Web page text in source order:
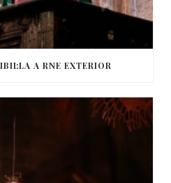
A RNE EXTERIOR